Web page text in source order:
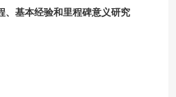
、基本经验和里程碑意义研究